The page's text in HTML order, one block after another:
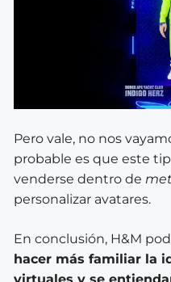
Pero vale, no nos
probable es que este
venderse dentro de
personalizar avatares.
En conclusión, H&M
hacer más familiar la